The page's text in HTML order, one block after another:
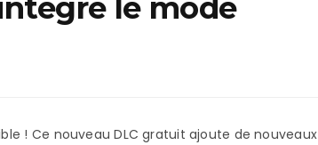
le mode
! Ce nouveau DLC gratuit ajoute de nouveaux